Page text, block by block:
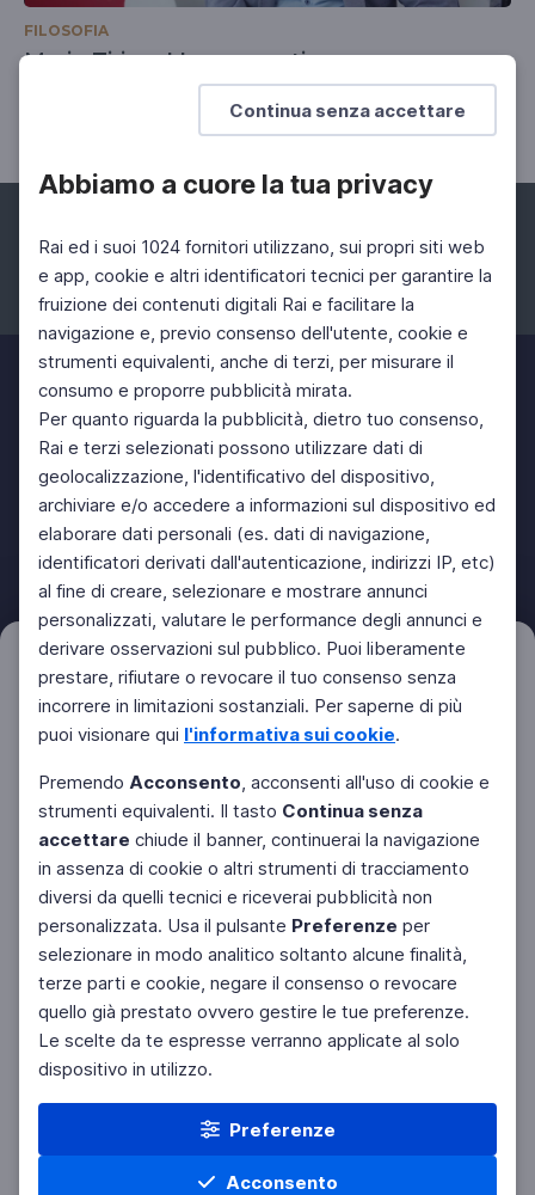
Continua senza accettare
Abbiamo a cuore la tua privacy
Rai ed i suoi 1024 fornitori utilizzano, sui propri siti web
e app, cookie e altri identificatori tecnici per garantire la
fruizione dei contenuti digitali Rai e facilitare la
navigazione e, previo consenso dell'utente, cookie e
strumenti equivalenti, anche di terzi, per misurare il
consumo e proporre pubblicità mirata.
Per quanto riguarda la pubblicità, dietro tuo consenso,
Rai e terzi selezionati possono utilizzare dati di
geolocalizzazione, l'identificativo del dispositivo,
archiviare e/o accedere a informazioni sul dispositivo ed
elaborare dati personali (es. dati di navigazione,
identificatori derivati dall'autenticazione, indirizzi IP, etc)
al fine di creare, selezionare e mostrare annunci
personalizzati, valutare le performance degli annunci e
derivare osservazioni sul pubblico. Puoi liberamente
prestare, rifiutare o revocare il tuo consenso senza
incorrere in limitazioni sostanziali. Per saperne di più
puoi visionare qui l'informativa sui cookie.
Premendo Acconsento, acconsenti all'uso di cookie e
strumenti equivalenti. Il tasto Continua senza
accettare chiude il banner, continuerai la navigazione
in assenza di cookie o altri strumenti di tracciamento
diversi da quelli tecnici e riceverai pubblicità non
personalizzata. Usa il pulsante Preferenze per
selezionare in modo analitico soltanto alcune finalità,
terze parti e cookie, negare il consenso o revocare
quello già prestato ovvero gestire le tue preferenze.
Le scelte da te espresse verranno applicate al solo
dispositivo in utilizzo.
Preferenze
Acconsento
FILOSOFIA
Mario Tirino. L'eroe sportivo
Filtri Azzera
Facebook Instagram Twitter